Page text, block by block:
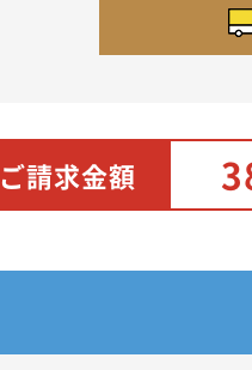
ご請求金額